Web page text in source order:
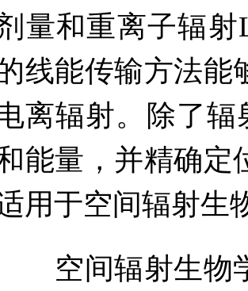
量和重离子辐射
线能传输方法能
离辐射。除了辐
能量，并精确定
用于空间辐射生
空间辐射生物学